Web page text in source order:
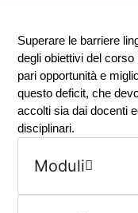
Superare le barriere
degli obiettivi del
pari opportunità e
questo deficit, che
accolti sia dai docenti
disciplinari.
Moduli